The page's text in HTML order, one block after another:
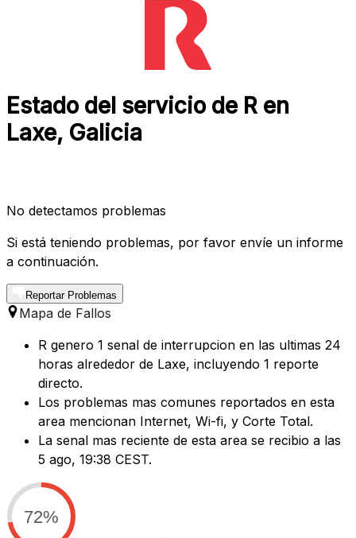
Estado del servicio de R en
Laxe, Galicia
No detectamos problemas
Si está teniendo problemas, por favor envíe un informe
a continuación.
Reportar Problemas
Mapa de Fallos
R genero 1 senal de interrupcion en las ultimas 24
horas alrededor de Laxe, incluyendo 1 reporte
directo.
Los problemas mas comunes reportados en esta
area mencionan Internet, Wi-fi, y Corte Total.
La senal mas reciente de esta area se recibio a las
5 ago, 19:38 CEST.
72%